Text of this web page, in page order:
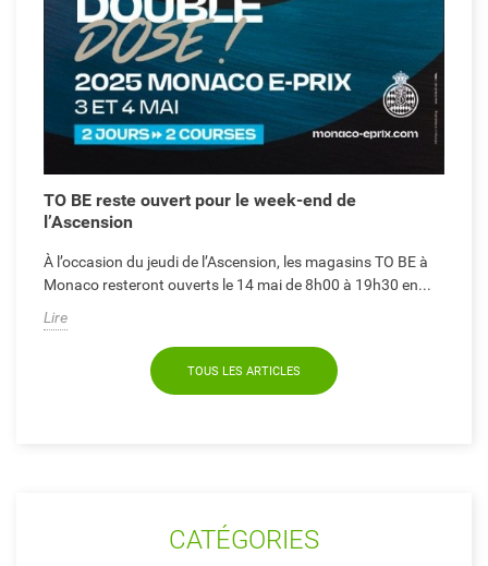
TO BE reste ouvert pour le week-end de
l’Ascension
À l’occasion du jeudi de l’Ascension, les magasins TO BE à
Monaco resteront ouverts le 14 mai de 8h00 à 19h30 en...
Lire
TOUS LES ARTICLES
CATÉGORIES